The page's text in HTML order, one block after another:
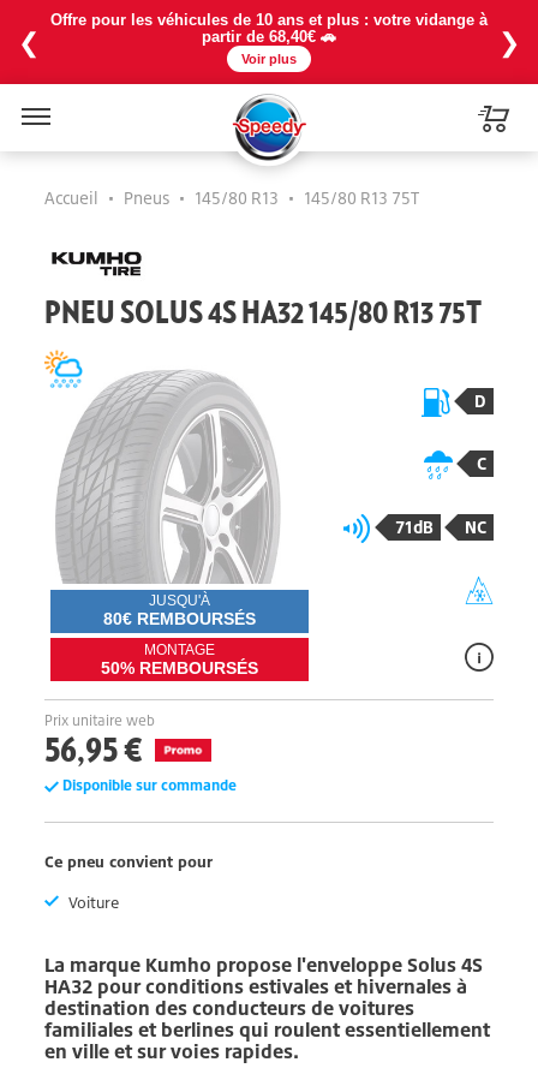
❮
Offre pour les véhicules de 10 ans et plus : votre vidange à
partir de 68,40€ 🚗
Voir plus
❯
Accueil • Pneus • 145/80 R13 • 145/80 R13 75T
PNEU SOLUS 4S HA32 145/80 R13 75T
JUSQU'À
80€ REMBOURSÉS
MONTAGE
50% REMBOURSÉS
D
C
71dB NC
Prix unitaire web
56,95 €
Disponible sur commande
Ce pneu convient pour
Voiture
La marque Kumho propose l'enveloppeSolus 4S
HA32 pour conditions estivales et hivernales à
destination des conducteurs de voitures
familiales et berlines qui roulent essentiellement
en ville et sur voies rapides.